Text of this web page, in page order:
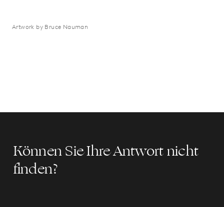
Artwork by Bruce Nauman
Können Sie Ihre Antwort nicht
finden?